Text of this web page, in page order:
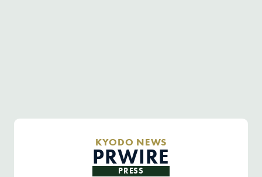
KYODO NEWS
PRWIRE
PRESS